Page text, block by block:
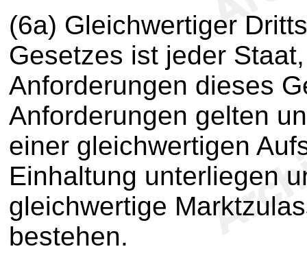
(6a) Gleichwertiger
Gesetzes ist jeder
Anforderungen dieses
Anforderungen gelten
einer gleichwertigen
Einhaltung unterliegen
gleichwertige
bestehen.